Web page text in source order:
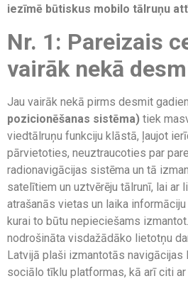
iezīmē būtiskus mobilo tālruņu
Nr. 1: Pareizais
vairāk nekā
Jau vairāk nekā pirms desmit
pozicionēšanas sistēma) tiek
viedtālruņu funkciju klāstā, ļaujot
pārvietoties, neuztraucoties par
radionavigācijas sistēma un tā
satelītiem un uztvērēju tālrunī, lai ar
atrašanās vietas un laika
kurai to būtu nepieciešams
nodrošināta visdažādāko lietotņu
Latvijā plaši izmantotās navigācijas
sociālo tīklu platformas, kā arī citi